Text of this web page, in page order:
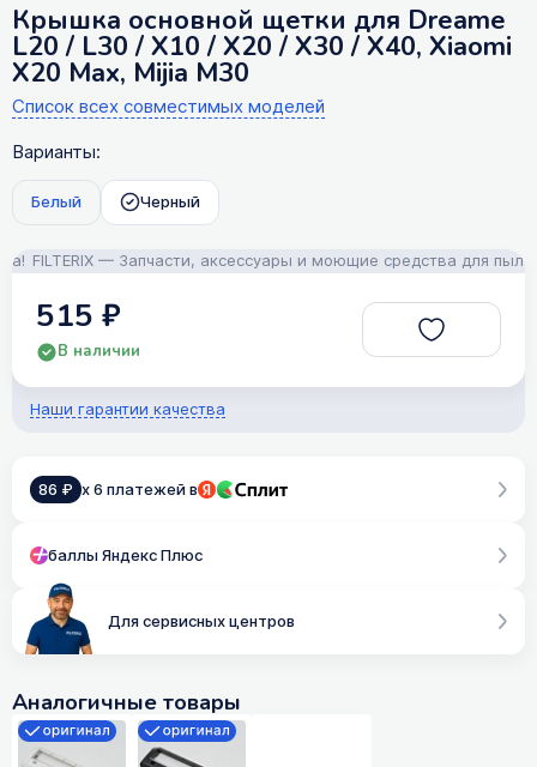
Крышка основной щетки для Dreame
L20 / L30 / X10 / X20 / X30 / X40, Xiaomi
X20 Max, Mijia M30
Список всех совместимых моделей
Варианты:
Белый Черный
— Запчасти, аксессуары и моющие средства для
515 ₽
В наличии
Наши гарантии качества
86 ₽ x 6 платежей в
баллы Яндекс Плюс
Для сервисных центров
Аналогичные товары